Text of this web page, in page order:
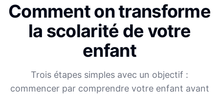
Comment on transforme
la scolarité de votre
enfant
Trois étapes simples avec un objectif :
commencer par comprendre votre enfant avant